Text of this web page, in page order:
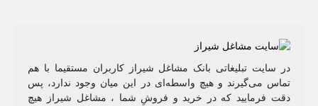
در سایت تبلیغاتی بانک مشاغل شیراز کاربران مستقیما با هم
تماس می‌گیرند و هیچ واسطه‌ای در این میان وجود ندارد، پس
دقت فرمایید که در خرید و فروشِ شما ، مشاغل شیراز هیچ